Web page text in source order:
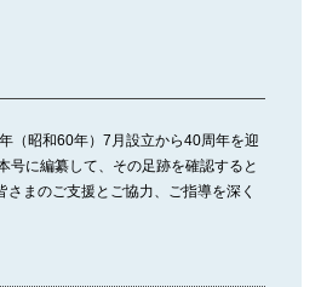
（昭和60年）7月設立から40周年を迎
号に編纂して、その足跡を確認すると
さまのご支援とご協力、ご指導を深く